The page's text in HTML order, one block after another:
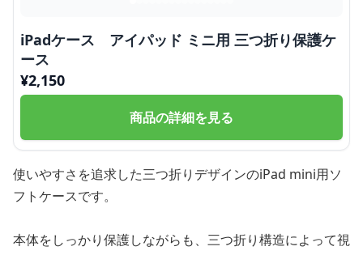
iPadケース アイパッド ミニ用 三つ折り保護ケ
ース
¥2,150
商品の詳細を見る
使いやすさを追求した三つ折りデザインのiPad mini用ソ
フトケースです。
本体をしっかり保護しながらも、三つ折り構造によって視